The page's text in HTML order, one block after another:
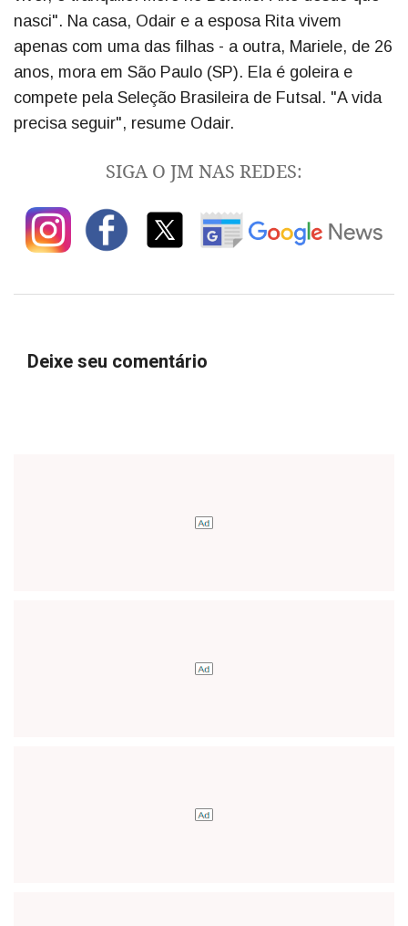
nasci". Na casa, Odair e a esposa Rita vivem
apenas com uma das filhas - a outra, Mariele, de 26
anos, mora em São Paulo (SP). Ela é goleira e
compete pela Seleção Brasileira de Futsal. "A vida
precisa seguir", resume Odair.
SIGA O JM NAS REDES:
Deixe seu comentário